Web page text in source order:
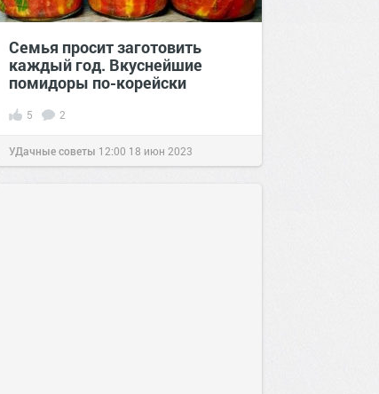
Семья просит заготовить
каждый год. Вкуснейшие
помидоры по-корейски
5 2
УДачные советы 12:00 18 июн 2023